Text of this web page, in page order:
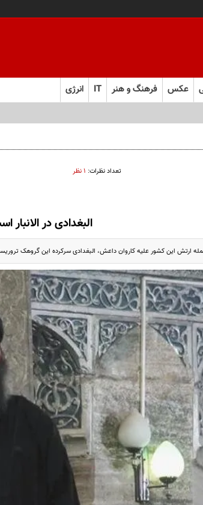
عکس فرهنگ و هنر IT انرژی
تعداد نظرات: ۱ نظر
البغدادی در الانبار
ارتش این کشور علیه کاروان داعش، البغدادی سرکرده این گروهک